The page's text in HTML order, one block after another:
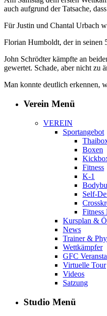
auch aufgrund der Tatsache,
Für Justin und Chantal Urbach
Florian Humboldt, der in seinen
John Schrödter kämpfte an
gewertet. Schade, aber nicht zu
Man konnte deutlich erkennen,
Verein Menü
VEREIN
Sportangebot
Boxen
Fitness
K-1
Self-
Fitness
Kursplan &
News
Trainer &
Wettkämpfer
GFC
Virtuelle Tour
Videos
Satzung
Studio Menü